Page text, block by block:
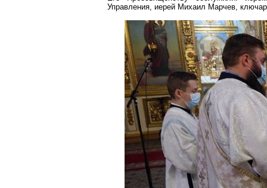
Управления, иерей Михаил Марчев,